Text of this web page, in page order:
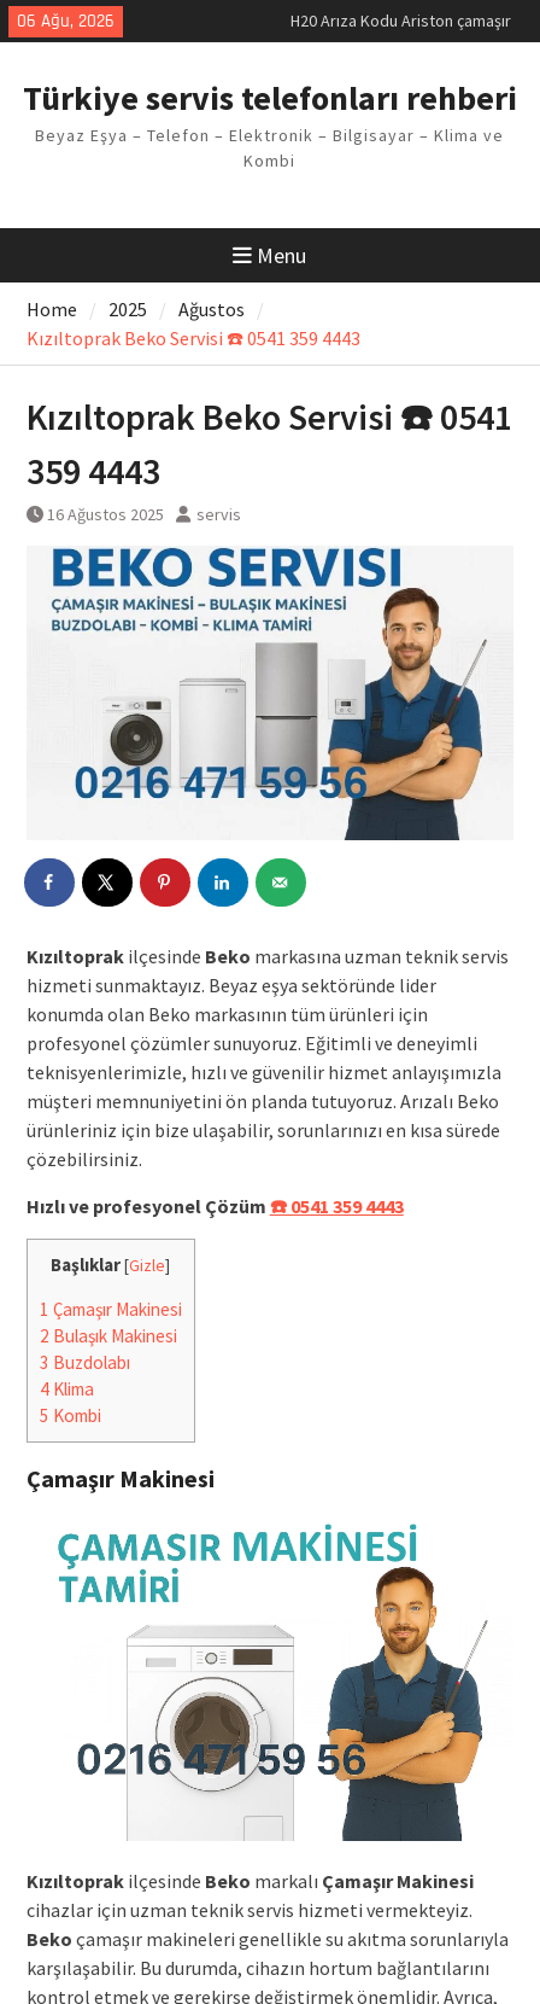
Skip
to
06 Ağu, 2026
LG kombi E2 Arızası Çözümü
Vaillant çamaşır makinesi E03
Arıza Kodu
Ferroli klima E3 Arızası Çözümü
Türkiye servis telefonları rehberi
Beyaz Eşya – Telefon – Elektronik – Bilgisayar – Klima ve
Kombi
Menu
Home 2025
Ağustos
Kızıltoprak Beko Servisi ☎️ 0541 359 4443
Kızıltoprak Beko Servisi ☎️ 0541
359 4443
16 Ağustos 2025 servis
Kızıltoprakilçesinde Beko markasına uzman teknik servis
hizmeti sunmaktayız. Beyaz eşya sektöründe lider
konumda olan Beko markasının tüm ürünleri için
profesyonel çözümler sunuyoruz. Eğitimli ve deneyimli
teknisyenlerimizle, hızlı ve güvenilir hizmet anlayışımızla
müşteri memnuniyetini ön planda tutuyoruz. Arızalı Beko
ürünleriniz için bize ulaşabilir, sorunlarınızı en kısa sürede
çözebilirsiniz.
Hızlı ve profesyonel Çözüm ☎️ 0541 359 4443
Başlıklar[Gizle]
1 Çamaşır Makinesi
2 Bulaşık Makinesi
3 Buzdolabı
4Klima
5 Kombi
Çamaşır Makinesi
Kızıltoprakilçesinde Beko markalı Çamaşır Makinesi
cihazlar için uzman teknik servis hizmeti vermekteyiz.
Beko çamaşır makineleri genellikle su akıtma sorunlarıyla
karşılaşabilir. Bu durumda, cihazın hortum bağlantılarını
kontrol etmek ve gerekirse değiştirmek önemlidir. Ayrıca,